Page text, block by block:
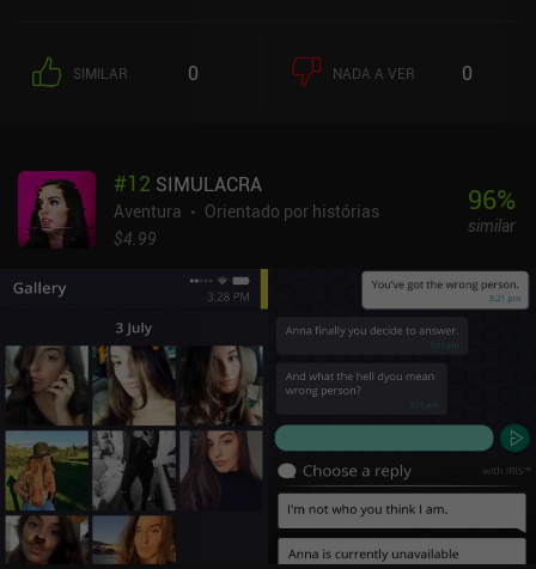
SIMILAR 0 NADA A VER 0
#12 SIMULACRA
Aventura
Orientado por histórias
$4.99
96%
similar